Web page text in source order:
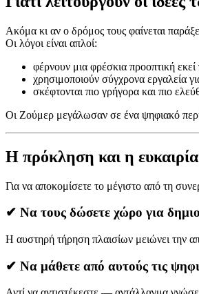
Ακόμα κι αν ο δρόμος τους φαίνεται
Οι λόγοι είναι απλοί:
φέρνουν μια φρέσκια προοπτική
χρησιμοποιούν σύγχρονα εργαλεία
σκέφτονται πιο γρήγορα και πιο
Οι Ζούμερ μεγάλωσαν σε ένα ψηφιακό
Η πρόκληση και η
Για να αποκομίσετε το μέγιστο από τη
✔ Να τους δώσετε χώρο για
Η αυστηρή τήρηση πλαισίων μειώνει την
✔ Να μάθετε από αυτούς τις